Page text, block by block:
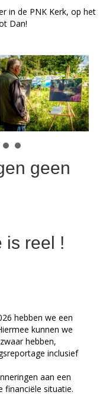
in de PNK Kerk, op het
Dan!
10 maart 2026
geen
is reel !
hebben we een
kunnen we
hebben,
inclusief
aan een
financiële situatie.